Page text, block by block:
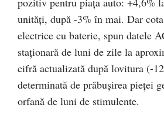
unități, după -3% în mai. Dar
electrice cu baterie, spun datele
staționară de luni de zile la
cifră actualizată după lovitura (-
determinată de prăbușirea pieței
orfană de luni de stimulente.